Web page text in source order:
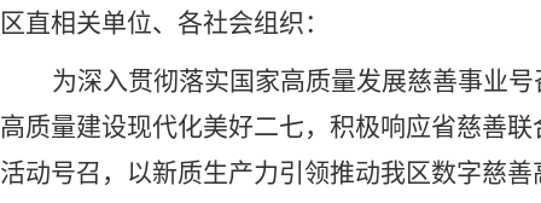
区直相关单位、 各社会组织：
为深入贯彻落实国家高质量发展慈善事业
高质量建设现代化美好二七，积极响应省慈善
活动号召，以新质生产力引领推动我区数字慈